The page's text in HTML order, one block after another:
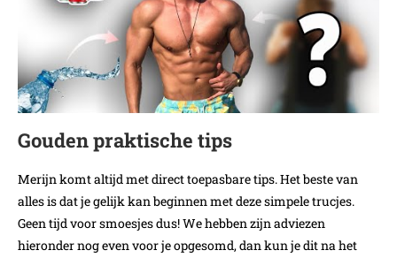
Gouden praktische tips
Merijn komt altijd met direct toepasbare tips. Het beste van
alles is dat je gelijk kan beginnen met deze simpele trucjes.
Geen tijd voor smoesjes dus! We hebben zijn adviezen
hieronder nog even voor je opgesomd, dan kun je dit na het